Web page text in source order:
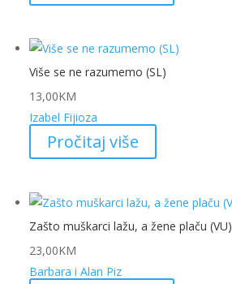
Više se ne razumemo (SL)
13,00KM
Izabel Fijioza
Pročitaj više
Zašto muškarci lažu, a žene plaču (VU)
23,00KM
Barbara i Alan Piz